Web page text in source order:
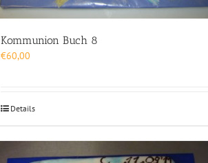
Kommunion Buch 8
€60,00
Details